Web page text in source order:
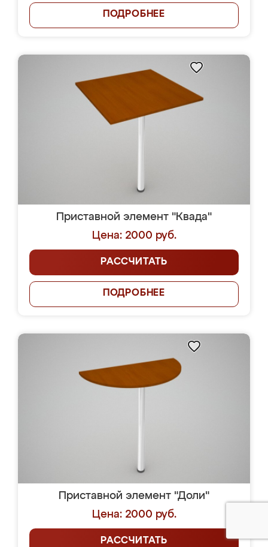
ПОДРОБНЕЕ
Приставной элемент "Квада"
Цена: 2000 руб.
РАССЧИТАТЬ
ПОДРОБНЕЕ
Приставной элемент "Доли"
Цена: 2000 руб.
РАССЧИТАТЬ